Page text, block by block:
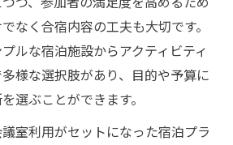
なく合宿内容の工夫も大切です。
ルな宿泊施設からアクティビティ
様な選択肢があり、目的や予算に
選ぶことができます。
室利用がセットになった宿泊プラ